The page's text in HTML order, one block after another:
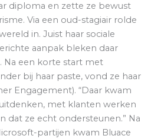
diploma en zette ze bewust
Via een oud-stagiair rolde
in. Juist haar sociale
aanpak bleken daar
Na een korte start met
bij haar paste, vond ze haar
Engagement). “Daar kwam
met klanten werken
dat ze echt ondersteunen.” Na
partijen kwam Bluace